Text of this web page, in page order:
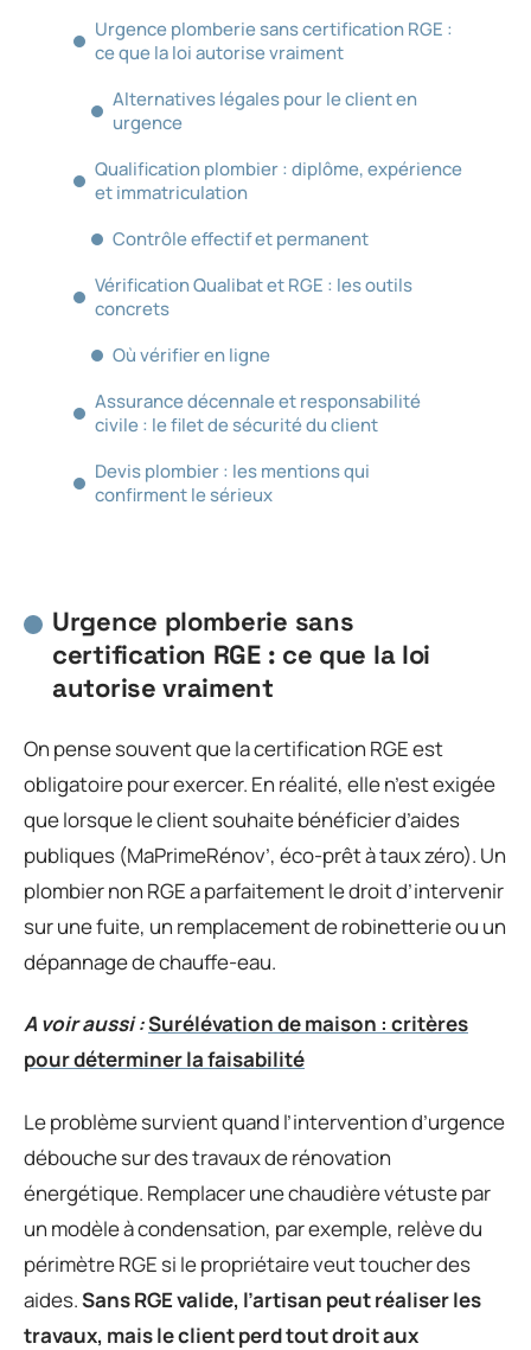
Urgence plomberie sans certification RGE :
ce que la loi autorise vraiment
Alternatives légales pour le client en
urgence
Qualification plombier : diplôme, expérience
et immatriculation
Contrôle effectif et permanent
Vérification Qualibat et RGE : les outils
concrets
Où vérifier en ligne
Assurance décennale et responsabilité
civile : le filet de sécurité du client
Devis plombier : les mentions qui
confirment le sérieux
Urgence plomberie sans
certification RGE : ce que la loi
autorise vraiment
On pense souvent que la certification RGE est
obligatoire pour exercer. En réalité, elle n’est exigée
que lorsque le client souhaite bénéficier d’aides
publiques (MaPrimeRénov’, éco-prêt à taux zéro). Un
plombier non RGE a parfaitement le droit d’intervenir
sur une fuite, un remplacement de robinetterie ou un
dépannage de chauffe-eau.
A voir aussi :Surélévation de maison : critères
pour déterminer la faisabilité
Le problème survient quand l’intervention d’urgence
débouche sur des travaux de rénovation
énergétique. Remplacer une chaudière vétuste par
un modèle à condensation, par exemple, relève du
périmètre RGE si le propriétaire veut toucher des
aides.Sans RGE valide, l’artisan peut réaliser les
travaux, mais le client perd tout droit aux